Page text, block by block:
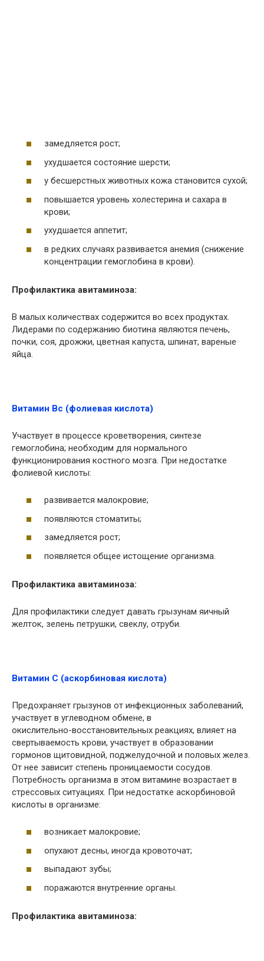
замедляется рост;
ухудшается состояние шерсти;
у бесшерстных животных кожа становится сухой;
повышается уровень холестерина и сахара в
крови;
ухудшается аппетит;
в редких случаях развивается анемия (снижение
концентрации гемоглобина в крови).
Профилактика авитаминоза:
В малых количествах содержится во всех продуктах.
Лидерами по содержанию биотина являются печень,
почки, соя, дрожжи, цветная капуста, шпинат, вареные
яйца.
Витамин Вс (фолиевая кислота)
Участвует в процессе кроветворения, синтезе
гемоглобина; необходим для нормального
функционирования костного мозга. При недостатке
фолиевой кислоты:
развивается малокровие;
появляются стоматиты;
замедляется рост;
появляется общее истощение организма.
Профилактика авитаминоза:
Для профилактики следует давать грызунам яичный
желток, зелень петрушки, свеклу, отруби.
Витамин С (аскорбиновая кислота)
Предохраняет грызунов от инфекционных заболеваний,
участвует в углеводном обмене, в
окислительно-восстановительных реакциях, влияет на
свертываемость крови, участвует в образовании
гормонов щитовидной, поджелудочной и половых желез.
От нее зависит степень проницаемости сосудов.
Потребность организма в этом витамине возрастает в
стрессовых ситуациях. При недостатке аскорбиновой
кислоты в организме:
возникает малокровие;
опухают десны, иногда кровоточат;
выпадают зубы;
поражаются внутренние органы.
Профилактика авитаминоза: